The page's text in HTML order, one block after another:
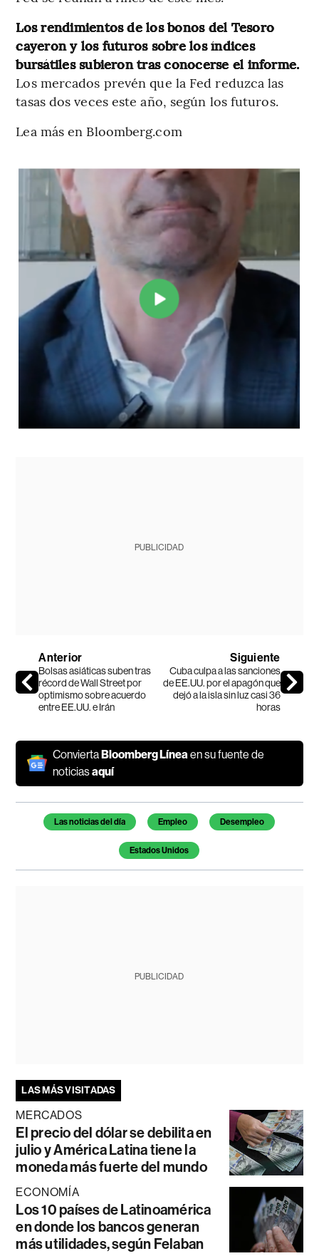
Los rendimientos de los bonos del Tesoro
cayeron y los futuros sobre los índices
bursátiles subieron tras conocerse el informe.
Los mercados prevén que la Fed reduzca las
tasas dos veces este año, según los futuros.
Lea más en Bloomberg.com
PUBLICIDAD
Anterior
Bolsas asiáticas suben tras
récord de Wall Street por
optimismo sobre acuerdo
entre EE.UU. e Irán
Siguiente
Cuba culpa a las sanciones
de EE.UU. por el apagón que
dejó a la isla sin luz casi 36
horas
ConviertaBloomberg Línea en su fuente de
noticiasaquí
Temas de este artículo
Las noticias del día Empleo Desempleo
Estados Unidos
PUBLICIDAD
LAS MÁS VISITADAS
MERCADOS
El precio del dólar se debilita en
julio y América Latina tiene la
moneda más fuerte del mundo
ECONOMÍA
Los 10 países de Latinoamérica
en donde los bancos generan
más utilidades, según Felaban